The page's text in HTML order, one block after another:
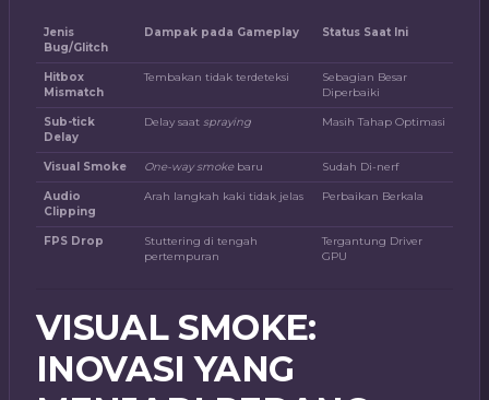
Jenis
Bug/Glitch
Dampak pada Gameplay Status Saat Ini
Hitbox
Mismatch
Tembakan tidak terdeteksi
Sebagian Besar
Diperbaiki
Sub-tick
Delay
Delay saat spraying Masih Tahap Optimasi
Visual Smoke One-way smokebaru Sudah Di-nerf
Audio
Clipping
Arah langkah kaki tidak jelas Perbaikan Berkala
FPS Drop
Stuttering di tengah
pertempuran
Tergantung Driver
GPU
VISUAL SMOKE:
INOVASI YANG